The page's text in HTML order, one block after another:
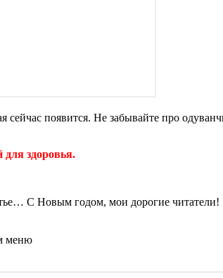
появится. Не забывайте про
для здоровья.
С Новым годом, мои дорогие читатели!
меню